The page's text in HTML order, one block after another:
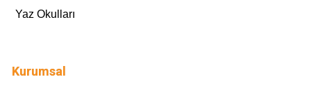
Yaz Okulları
Kurumsal